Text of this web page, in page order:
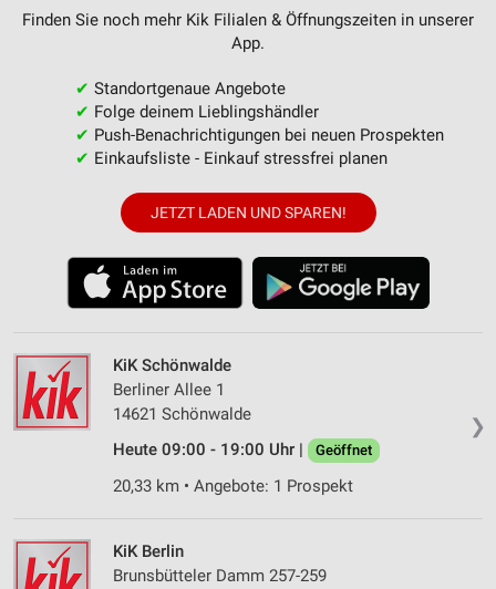
Finden Sie noch mehr Kik Filialen & Öffnungszeiten in unserer
App.
✔ Standortgenaue Angebote
✔ Folge deinem Lieblingshändler
✔ Push-Benachrichtigungen bei neuen Prospekten
✔ Einkaufsliste - Einkauf stressfrei planen
JETZT LADEN UND SPAREN!
❯
KiK Schönwalde
Berliner Allee 1
14621 Schönwalde
Heute 09:00 - 19:00 Uhr |
Geöffnet
20,33 km • Angebote: 1 Prospekt
KiK Berlin
Brunsbütteler Damm 257-259